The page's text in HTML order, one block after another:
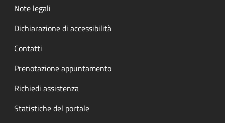
Note legali
Dichiarazione di accessibilità
Contatti
Prenotazione appuntamento
Richiedi assistenza
Statistiche del portale